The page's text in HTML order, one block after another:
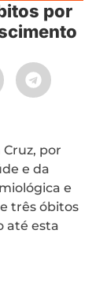
por
por
e da
e
três óbitos
até esta